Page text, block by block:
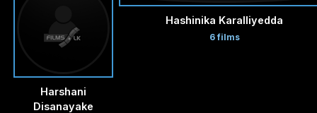
Harshani
Disanayake
Hashinika Karalliyedda
6 films